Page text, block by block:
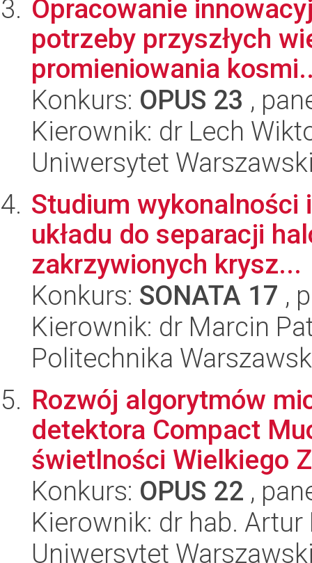
Opracowanie
potrzeby przyszłych
promieniowania
Konkurs: OPUS 23 ,
Kierownik: dr Lech
Uniwersytet
Studium
układu do separacji
zakrzywionych krysz...
Konkurs: SONATA 17 ,
Kierownik: dr Marcin
Politechnika
Rozwój algorytmów
detektora Compact
świetlności Wielkiego
Konkurs: OPUS 22 ,
Kierownik: dr hab.
Uniwersytet